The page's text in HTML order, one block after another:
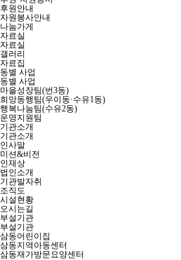
후원안내
자원봉사안내
나눔가게
자료실
자료실
갤러리
자료집
동별 사업
동별 사업
마을성장팀(번3동)
희망동행팀(우이동·수유1동)
행복나눔팀(수유2동)
운영지원팀
기관소개
기관소개
인사말
미션&비전
인재상
법인소개
기관발자취
조직도
시설현황
오시는길
부설기관
부설기관
삼동어린이집
삼동지역아동센터
삼동재가방문요양센터